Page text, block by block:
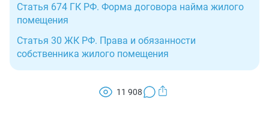
Статья 674 ГК РФ. Форма договора найма жилого
помещения
Статья 30 ЖК РФ. Права и обязанности
собственника жилого помещения
11 908